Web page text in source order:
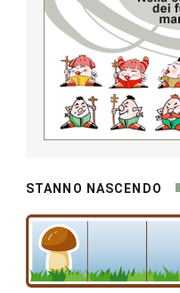
STANNO NASCENDO